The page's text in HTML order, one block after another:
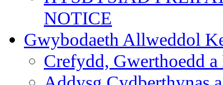
NOTICE
Gwybodaeth Allweddol
Crefydd, Gwerthoedd